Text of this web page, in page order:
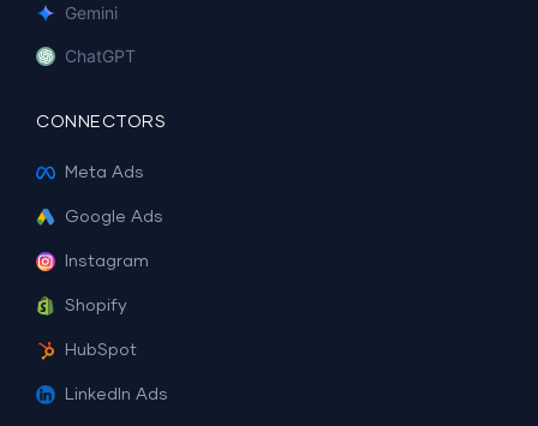
Gemini
ChatGPT
CONNECTORS
Meta Ads
Google Ads
Instagram
Shopify
HubSpot
LinkedIn Ads